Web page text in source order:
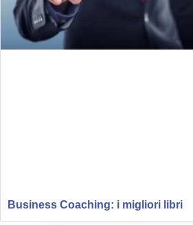
Business Coaching: i migliori libri